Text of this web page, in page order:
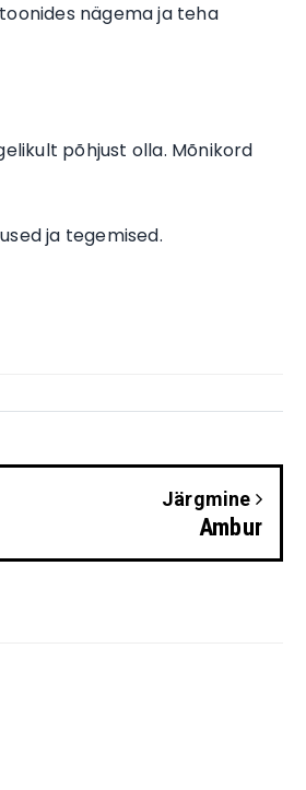
nägema ja teha
põhjust olla. Mõnikord
ja tegemised.
Järgmine
Ambur